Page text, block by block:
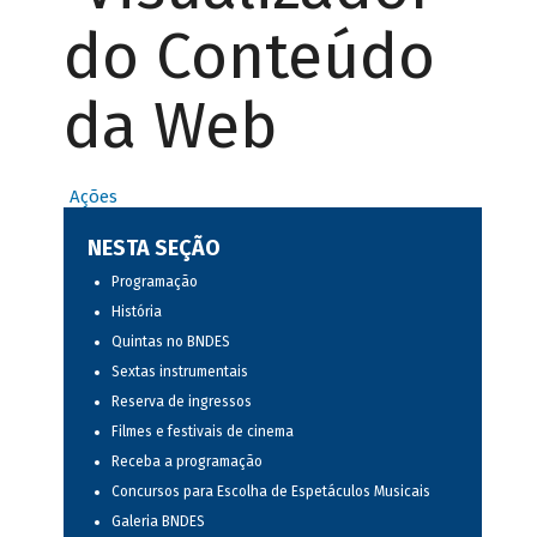
do Conteúdo
da Web
Ações
NESTA SEÇÃO
Programação
História
Quintas no BNDES
Sextas instrumentais
Reserva de ingressos
Filmes e festivais de cinema
Receba a programação
Concursos para Escolha de Espetáculos Musicais
Galeria BNDES